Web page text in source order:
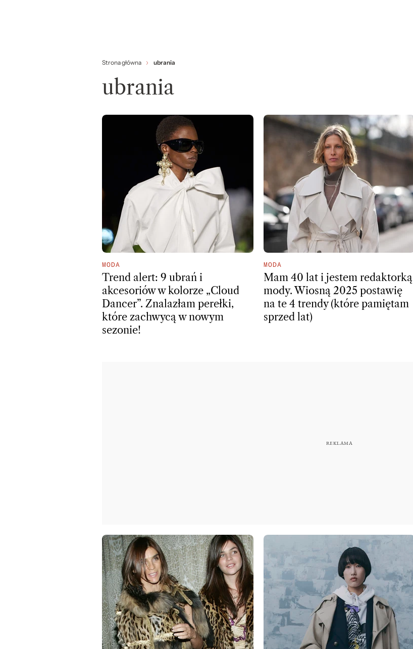
Strona główna ubrania
ubrania
MODA
Trend alert: 9 ubrań i
akcesoriów w kolorze „Cloud
Dancer”. Znalazłam perełki,
które zachwycą w nowym
sezonie!
MODA
Mam 40 lat i jestem redaktorką
mody. Wiosną 2025 postawię
na te 4 trendy (które pamiętam
sprzed lat)